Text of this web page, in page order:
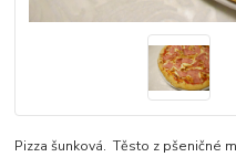
Pizza šunková. Těsto z pšeničné